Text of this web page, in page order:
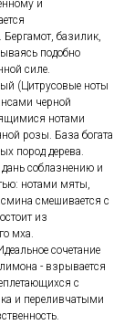
и
базилик,
подобно
силе.
(Цитрусовые ноты
черной
нотами
розы. База богата
пород дерева.
соблазнению и
нотами мяты,
смешивается с
из
мха.
сочетание
- взрывается
с
и переливчатыми